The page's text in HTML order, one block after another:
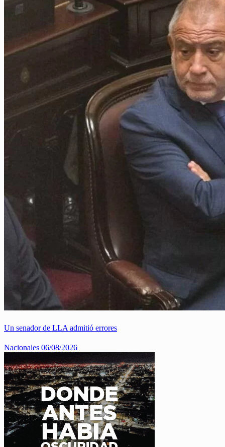
Un senador de LLA admitió errores
Nacionales 06/08/2026